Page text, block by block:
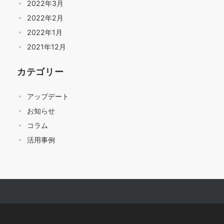
2022年3月
2022年2月
2022年1月
2021年12月
カテゴリー
アップデート
お知らせ
コラム
活用事例